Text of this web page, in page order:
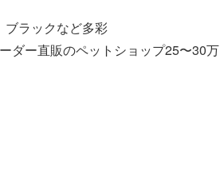
ブラックなど多彩
ダー直販のペットショップ25〜30万